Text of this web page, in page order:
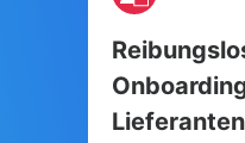
Lieferanten